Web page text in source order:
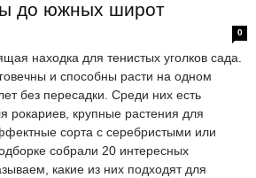
до южных широт
0
находка для тенистых уголков сада.
и способны расти на одном
без пересадки. Среди них есть
рокариев, крупные растения для
сорта с серебристыми или
собрали 20 интересных
какие из них подходят для